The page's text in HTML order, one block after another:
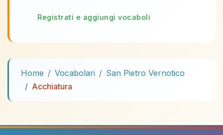
Registrati e aggiungi vocaboli
Home Vocabolari
San Pietro Vernotico
Acchiatura